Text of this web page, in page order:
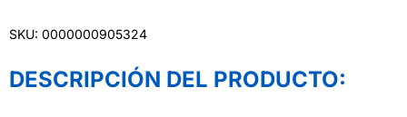
SKU: 0000000905324
DESCRIPCIÓN DEL PRODUCTO: